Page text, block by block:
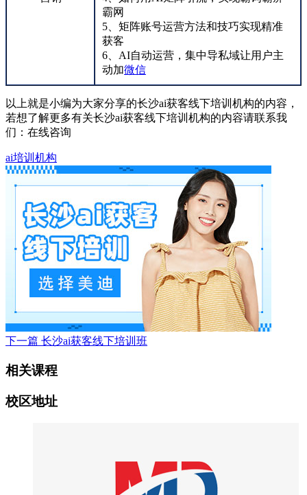
霸网
5、矩阵账号运营方法和技巧实现精准
获客
6、AI自动运营，集中导私域让用户主
动加微信
以上就是小编为大家分享的长沙ai获客线下培训机构的内容，
若想了解更多有关长沙ai获客线下培训机构的内容请联系我
们： 在线咨询
ai培训机构
下一篇 长沙ai获客线下培训班
相关课程
校区地址